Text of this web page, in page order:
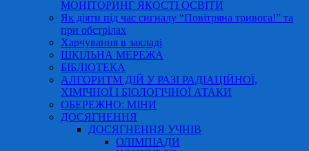
МОНІТОРИНГ ЯКОСТІ ОСВІТИ
Як діяти під час сигналу “Повітряна тривога!” та
при обстрілах
Харчування в закладі
ШКІЛЬНА МЕРЕЖА
БІБЛІОТЕКА
АЛГОРИТМ ДІЙ У РАЗІ РАДІАЦІЙНОЇ,
ХІМІЧНОЇ І БІОЛОГІЧНОЇ АТАКИ
ОБЕРЕЖНО: МІНИ
ДОСЯГНЕННЯ
ДОСЯГНЕННЯ УЧНІВ
ОЛІМПІАДИ